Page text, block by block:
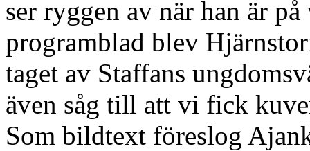
ser ryggen av när han är
programblad blev
taget av Staffans
även såg till att vi fick
Som bildtext föreslog